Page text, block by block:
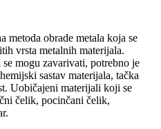
metoda obrade metala koja se
vrsta metalnih materijala.
mogu zavarivati, potrebno je
sastav materijala, tačka
Uobičajeni materijali koji se
čelik, pocinčani čelik,